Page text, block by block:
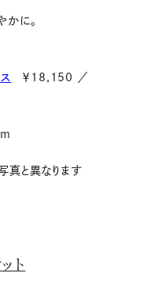
かに。
￥ 18,150
／
真と異なります
ト